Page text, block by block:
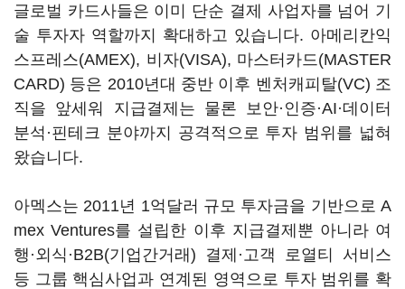
글로벌 카드사들은 이미 단순 결제 사업자를 넘어 기
술 투자자 역할까지 확대하고 있습니다. 아메리칸익
스프레스(AMEX), 비자(VISA), 마스터카드(MASTER
CARD) 등은 2010년대 중반 이후 벤처캐피탈(VC) 조
직을 앞세워 지급결제는 물론 보안·인증·AI·데이터
분석·핀테크 분야까지 공격적으로 투자 범위를 넓혀
왔습니다.
아멕스는 2011년 1억달러 규모 투자금을 기반으로 A
mex Ventures를 설립한 이후 지급결제뿐 아니라 여
행·외식·B2B(기업간거래) 결제·고객 로열티 서비스
등 그룹 핵심사업과 연계된 영역으로 투자 범위를 확